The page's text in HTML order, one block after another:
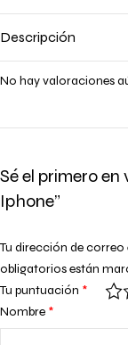
Descripción
No hay valoraciones
Sé el primero
Iphone”
Tu dirección de
obligatorios están
Tu puntuación *
Nombre *